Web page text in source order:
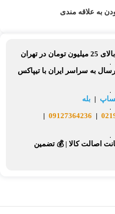
به علاقه مندی
25 میلیون تومان در تهران
ارسال به سراسر ایران با تیپاکس
| بله
|
09127364236
|
اصالت کالا |💰 تضمین